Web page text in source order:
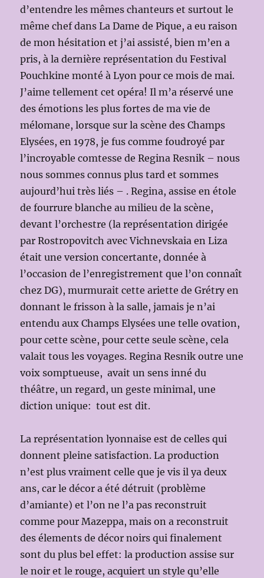
d’entendre les mêmes chanteurs et surtout le
même chef dans La Dame de Pique, a eu raison
de mon hésitation et j’ai assisté, bien m’en a
pris, à la dernière représentation du Festival
Pouchkine monté à Lyon pour ce mois de mai.
J’aime tellement cet opéra! Il m’a réservé une
des émotions les plus fortes de ma vie de
mélomane, lorsque sur la scène des Champs
Elysées, en 1978, je fus comme foudroyé par
l’incroyable comtesse de Regina Resnik – nous
nous sommes connus plus tard et sommes
aujourd’hui très liés – . Regina, assise en étole
de fourrure blanche au milieu de la scène,
devant l’orchestre (la représentation dirigée
par Rostropovitch avec Vichnevskaia en Liza
était une version concertante, donnée à
l’occasion de l’enregistrement que l’on connaît
chez DG), murmurait cette ariette de Grétry en
donnant le frisson à la salle, jamais je n’ai
entendu aux Champs Elysées une telle ovation,
pour cette scène, pour cette seule scène, cela
valait tous les voyages. Regina Resnik outre une
voix somptueuse, avait un sens inné du
théâtre, un regard, un geste minimal, une
diction unique: tout est dit.
La représentation lyonnaise est de celles qui
donnent pleine satisfaction. La production
n’est plus vraiment celle que je vis il ya deux
ans, car le décor a été détruit (problème
d’amiante) et l’on ne l’a pas reconstruit
comme pour Mazeppa, mais on a reconstruit
des élements de décor noirs qui finalement
sont du plus bel effet: la production assise sur
le noir et le rouge, acquiert un style qu’elle